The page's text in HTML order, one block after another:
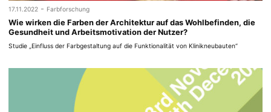
17.11.2022 - Farbforschung
Wie wirken die Farben der Architektur auf das Wohlbefinden, die
Gesundheit und Arbeitsmotivation der Nutzer?
Studie „Einfluss der Farbgestaltung auf die Funktionalität von Klinikneubauten“